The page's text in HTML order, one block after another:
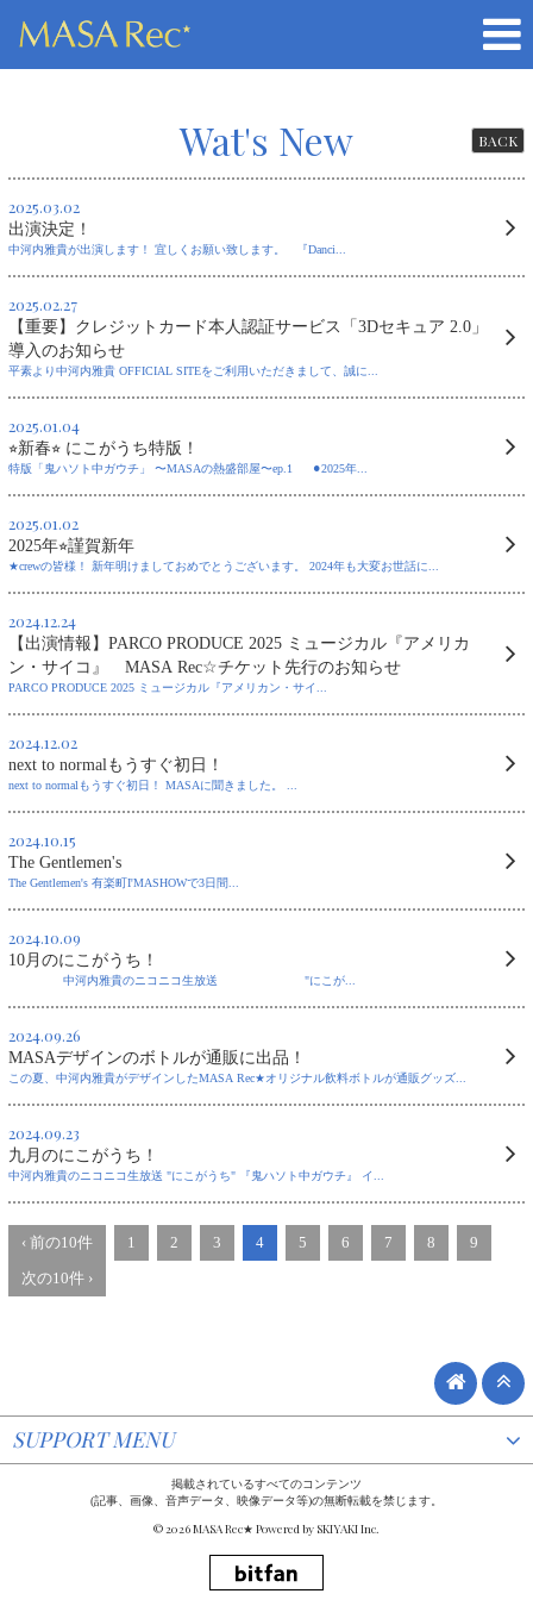
Wat's New BACK
2025.03.02
出演決定！
中河内雅貴が出演します！ 宜しくお願い致します。 『Danci...
2025.02.27
【重要】クレジットカード本人認証サービス「3Dセキュア 2.0」
導入のお知らせ
平素より中河内雅貴 OFFICIAL SITEをご利用いただきまして、誠に...
2025.01.04
⭐︎新春⭐︎ にこがうち特版！
特版「鬼ハソト中ガウチ」 〜MASAの熱盛部屋〜ep.1 ⚫︎2025年...
2025.01.02
2025年⭐︎謹賀新年
★crewの皆様！ 新年明けましておめでとうございます。 2024年も大変お世話に...
2024.12.24
【出演情報】PARCO PRODUCE 2025 ミュージカル『アメリカ
ン・サイコ』 MASA Rec☆チケット先行のお知らせ
PARCO PRODUCE 2025 ミュージカル『アメリカン・サイ...
2024.12.02
next to normalもうすぐ初日！
next to normalもうすぐ初日！ MASAに聞きました。 ...
2024.10.15
The Gentlemen's
The Gentlemen's 有楽町I'MASHOWで3日間...
2024.10.09
10月のにこがうち！
中河内雅貴のニコニコ生放送 "にこが...
2024.09.26
MASAデザインのボトルが通販に出品！
この夏、中河内雅貴がデザインしたMASA Rec★︎オリジナル飲料ボトルが通販グッズ...
2024.09.23
九月のにこがうち！
中河内雅貴のニコニコ生放送 "にこがうち" 『鬼ハソト中ガウチ』 イ...
‹ 前の10件 1 2 3 4 5 6 7 8
9
次の10件 ›
SUPPORT MENU
掲載されているすべてのコンテンツ
(記事、画像、音声データ、映像データ等)の無断転載を禁じます。
© 2026 MASA Rec★ Powered by SKIYAKI Inc.